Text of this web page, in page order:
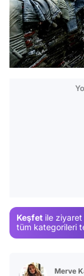
Keşfet ile
tüm kategorileri
Merve